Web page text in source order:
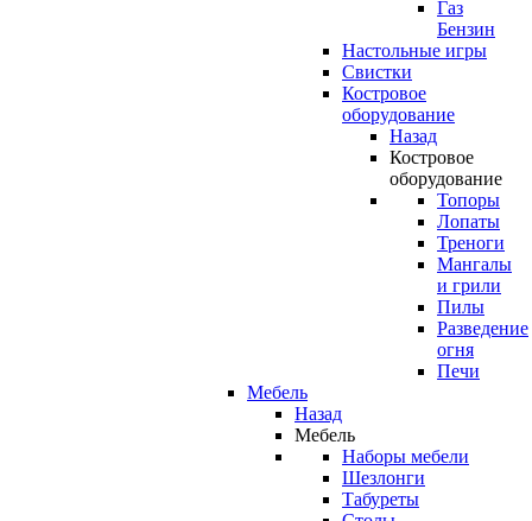
Газ
Бензин
Настольные игры
Свистки
Костровое
оборудование
Назад
Костровое
оборудование
Топоры
Лопаты
Треноги
Мангалы
и грили
Пилы
Разведение
огня
Печи
Мебель
Назад
Мебель
Наборы мебели
Шезлонги
Табуреты